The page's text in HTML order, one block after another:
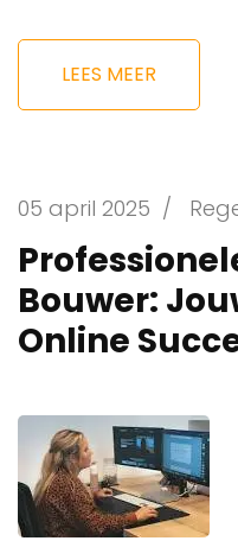
LEES MEER
05 april 2025 /
Bouwer:
Online